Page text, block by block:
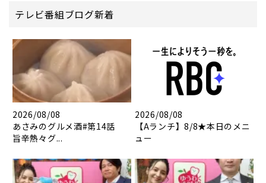
テレビ番組ブログ新着
2026/08/08
あさみのグルメ酒#第14話
旨辛熱々グ...
2026/08/08
【Aランチ】8/8★本日のメニ
ュー